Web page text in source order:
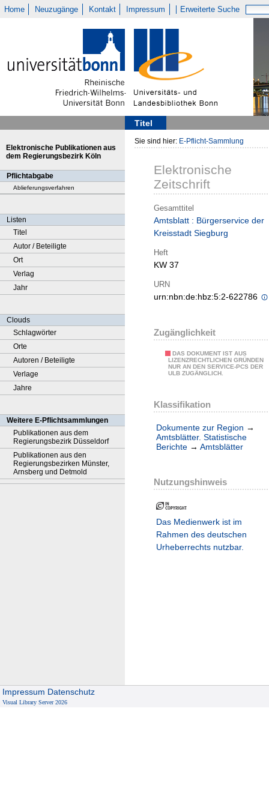
Home Neuzugänge Kontakt Impressum Erweiterte Suche
Titel
Elektronische Publikationen aus
dem Regierungsbezirk Köln
Pflichtabgabe
Ablieferungsverfahren
Listen
Titel
Autor / Beteiligte
Ort
Verlag
Jahr
Clouds
Schlagwörter
Orte
Autoren / Beteiligte
Verlage
Jahre
Weitere E-Pflichtsammlungen
Publikationen aus dem
Regierungsbezirk Düsseldorf
Publikationen aus den
Regierungsbezirken Münster,
Arnsberg und Detmold
Sie sind hier: E-Pflicht-Sammlung
Elektronische
Zeitschrift
Gesamttitel
Amtsblatt : Bürgerservice der
Kreisstadt Siegburg
Heft
KW 37
URN
urn:nbn:de:hbz:5:2-622786
Zugänglichkeit
DAS DOKUMENT IST AUS
LIZENZRECHTLICHEN GRÜNDEN
NUR AN DEN SERVICE-PCS DER
ULB ZUGÄNGLICH.
Klassifikation
Dokumente zur Region →
Amtsblätter. Statistische
Berichte → Amtsblätter
Nutzungshinweis
Das Medienwerk ist im
Rahmen des deutschen
Urheberrechts nutzbar.
Impressum Datenschutz
Visual Library Server 2026